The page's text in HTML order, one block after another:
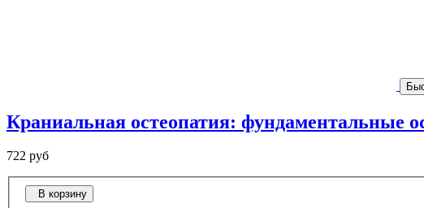
Краниальная остеопатия: фундаментальные
722 руб
В корзину